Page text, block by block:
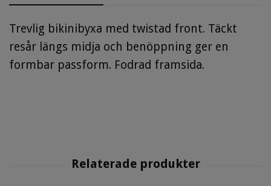
Trevlig bikinibyxa med twistad front. Täckt
resår längs midja och benöppning ger en
formbar passform. Fodrad framsida.